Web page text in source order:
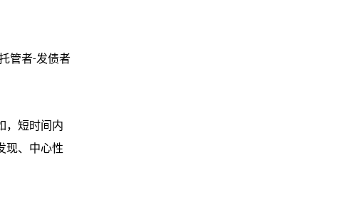
管者-发债者
，短时间内
现、中心性